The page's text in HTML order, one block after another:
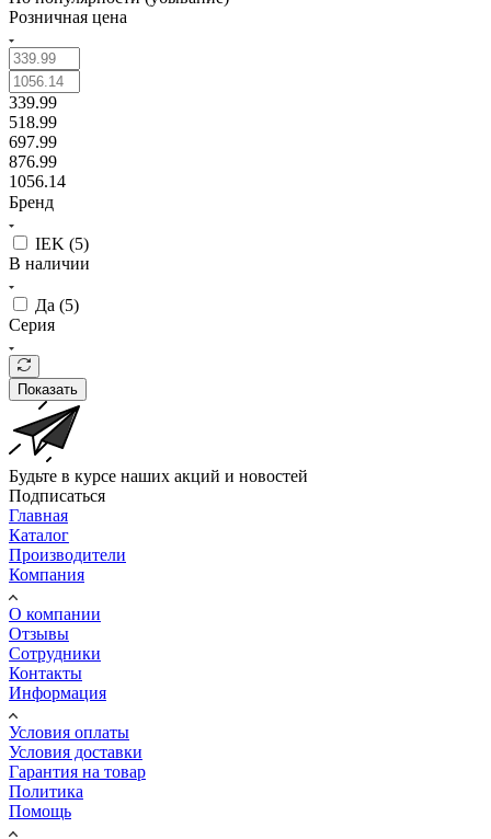
Розничная цена
339.99
518.99
697.99
876.99
1056.14
Бренд
IEK (5)
В наличии
Да (5)
Серия
Показать
Будьте в курсе наших акций и новостей
Подписаться
Главная
Каталог
Производители
Компания
О компании
Отзывы
Сотрудники
Контакты
Информация
Условия оплаты
Условия доставки
Гарантия на товар
Политика
Помощь